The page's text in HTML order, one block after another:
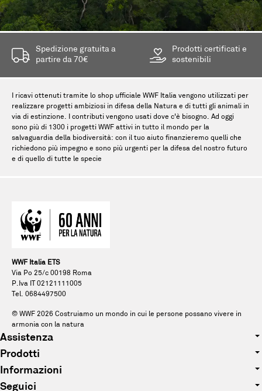
Spedizione gratuita a
partire da 70€
Prodotti certificati e
sostenibili
I ricavi ottenuti tramite lo shop ufficiale WWF Italia vengono utilizzati per
realizzare progetti ambiziosi in difesa della Natura e di tutti gli animali in
via di estinzione. I contributi vengono usati dove c'è bisogno. Ad oggi
sono più di 1300 i progetti WWF attivi in tutto il mondo per la
salvaguardia della biodiversità: con il tuo aiuto finanzieremo quelli che
richiedono più impegno e sono più urgenti per la difesa del nostro futuro
e di quello di tutte le specie
WWF Italia ETS
Via Po 25/c 00198 Roma
P.Iva IT 02121111005
Tel. 0684497500
© WWF 2026 Costruiamo un mondo in cui le persone possano vivere in
armonia con la natura
Assistenza
Tel. 0684497500
E-mail: pandagift@wwf.it
Prodotti
Abbigliamento
Informazioni
Chi siamo
Seguici